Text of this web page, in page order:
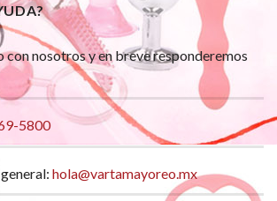
con nosotros y en breve responderemos
5800
hola@vartamayoreo.mx